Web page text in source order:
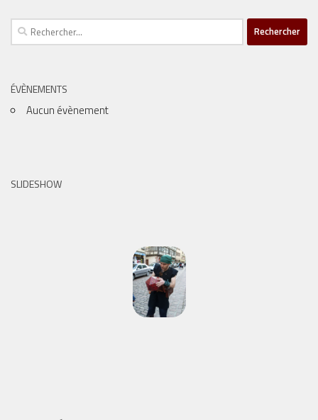
Rechercher :
ÉVÈNEMENTS
Aucun évènement
SLIDESHOW